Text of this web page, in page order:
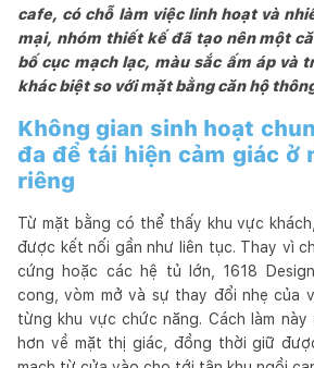
cafe, có chỗ làm việc linh hoạt và
mại, nhóm thiết kế đã tạo nên một
bố cục mạch lạc, màu sắc ấm áp và
khác biệt so với mặt bằng căn hộ
Không gian sinh hoạt
đa để tái hiện cảm giác ở
riêng
Từ mặt bằng có thể thấy khu vực
được kết nối gần như liên tục. Thay vì
cứng hoặc các hệ tủ lớn, 1618
cong, vòm mở và sự thay đổi nhẹ của
từng khu vực chức năng. Cách làm này
hơn về mặt thị giác, đồng thời giữ